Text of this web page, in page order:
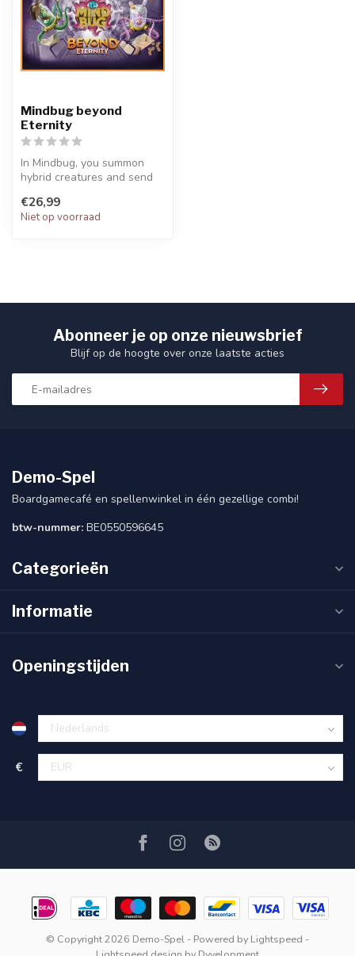
Mindbug beyond
Eternity
In Mindbug, you summon
hybrid creatures and send
opp...
€26,99
Niet op voorraad
Abonneer je op onze nieuwsbrief
Blijf op de hoogte over onze laatste acties
Demo-Spel
Boardgamecafé en spellenwinkel in één gezellige combi!
btw-nummer: BE0550596645
Categorieën
Informatie
Openingstijden
€
© Copyright 2026 Demo-Spel - Powered by Lightspeed -